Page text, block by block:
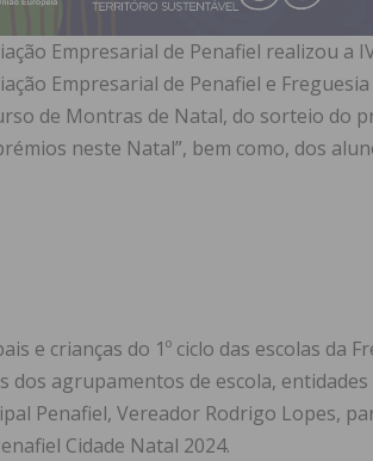
Empresarial de Penafiel realizou a
Empresarial de Penafiel e
de Montras de Natal, do sorteio do
neste Natal”, bem como, dos
e crianças do 1º ciclo das escolas da
dos agrupamentos de escola,
Penafiel, Vereador Rodrigo Lopes,
Cidade Natal 2024.